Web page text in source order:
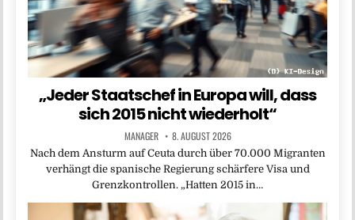
„Jeder Staatschef in Europa will, dass
sich 2015 nicht wiederholt“
MANAGER 8. AUGUST 2026
Nach dem Ansturm auf Ceuta durch über 70.000 Migranten
verhängt die spanische Regierung schärfere Visa und
Grenzkontrollen. „Hatten 2015 in…